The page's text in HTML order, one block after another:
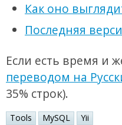
Как оно
Последняя
Если есть время и
переводом на
35% строк).
Tools MySQL Yii